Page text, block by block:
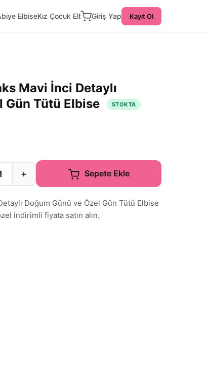
ElbiseKız Çocuk ElbiseGiriş Yap Kayıt Ol
Mavi İnci Detaylı
Gün Tütü Elbise
STOKTA
+ Sepete Ekle
Doğum Günü ve Özel Gün Tütü Elbise
indirimli fiyata satın alın.